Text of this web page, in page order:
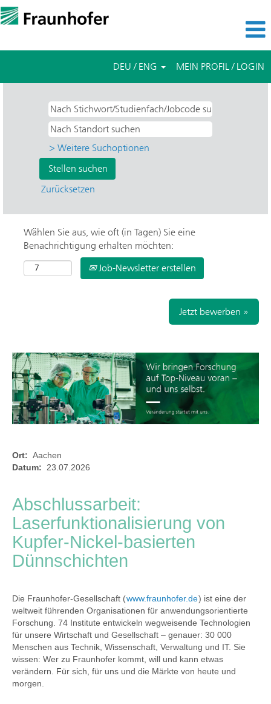
DEU / ENG MEIN PROFIL / LOGIN
> Weitere Suchoptionen
Zurücksetzen
Wählen Sie aus, wie oft (in Tagen) Sie eine
Benachrichtigung erhalten möchten:
Job-Newsletter erstellen
Jetzt bewerben »
Ort: Aachen
Datum: 23.07.2026
Abschlussarbeit:
Laserfunktionalisierung von
Kupfer-Nickel-basierten
Dünnschichten
Die Fraunhofer-Gesellschaft (www.fraunhofer.de) ist eine der
weltweit führenden Organisationen für anwendungsorientierte
Forschung. 74 Institute entwickeln wegweisende Technologien
für unsere Wirtschaft und Gesellschaft – genauer: 30 000
Menschen aus Technik, Wissenschaft, Verwaltung und IT. Sie
wissen: Wer zu Fraunhofer kommt, will und kann etwas
verändern. Für sich, für uns und die Märkte von heute und
morgen.